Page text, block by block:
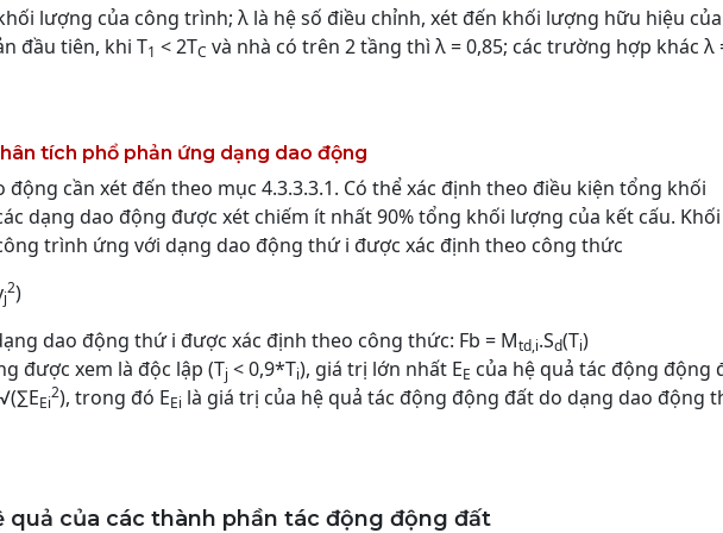
lượng của công trình; λ là hệ số điều chỉnh, xét đến khối lượng hữu hiệu của
đầu tiên, khi T1 < 2TC và nhà có trên 2 tầng thì λ = 0,85; các trường hợp khác λ
tích phổ phản ứng dạng dao động
động cần xét đến theo mục 4.3.3.3.1. Có thể xác định theo điều kiện tổng khối
dạng dao động được xét chiếm ít nhất 90% tổng khối lượng của kết cấu. Khối
trình ứng với dạng dao động thứ i được xác định theo công thức
j
2)
dao động thứ i được xác định theo công thức: Fb = Mtd,i.Sd(Ti)
được xem là độc lập (Tj < 0,9*Ti), giá trị lớn nhất EE của hệ quả tác động động
Ei
2), trong đó EEi là giá trị của hệ quả tác động động đất do dạng dao động
quả của các thành phần tác động động đất